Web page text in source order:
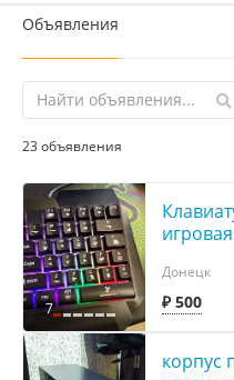
Объявления
23 объявления
7 ₽ 500
Донецк
корпус